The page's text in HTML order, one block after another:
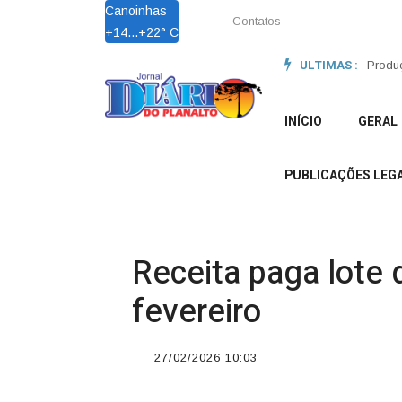
Canoinhas
+14...+22° C
Contatos
ULTIMAS :
INÍCIO GERAL
PUBLICAÇÕES
Receita paga lote
fevereiro
27/02/2026 10:03